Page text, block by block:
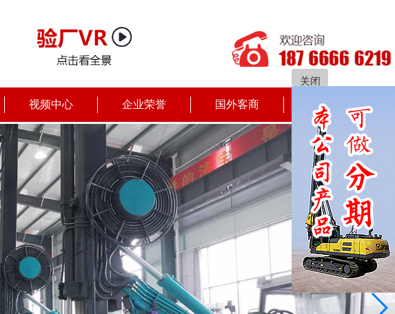
视频中心 企业荣誉 国外客商 联系我们
关闭